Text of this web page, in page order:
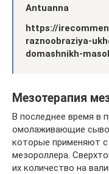
Antuanna
https://
raznoobraziya-
domashnikh-
Мезотерапия
В последнее время в
омолаживающие
которые применяют
мезороллера.
их количество на